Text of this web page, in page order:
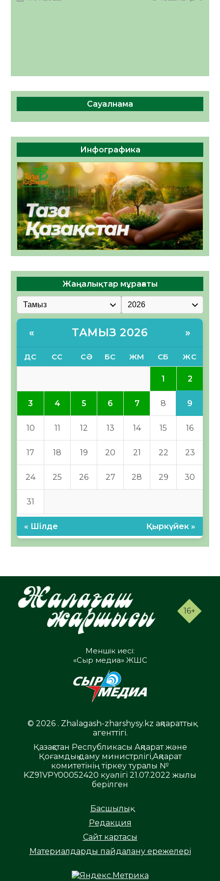
Сауалнама
Инфографика
Жаңалықтар мұрағаты
« ТАМЫЗ 2026 »
ДС СС СӘ БС ЖМ СБ ЖС
1 2
3 4 5 6 7 8 9
10 11 12 13 14 15 16
17 18 19 20 21 22 23
24 25 26 27 28 29 30
31
« Шілде Қыркүйек »
16+
Меншік иесі:
«Сыр медиа» ЖШС
© 2026 . Zhalagash-zharshysy.kz ақпараттық
агенттігі.
Қазақстан Республикасы Ақпарат және
Қоғамдық даму министрлігі,Ақпарат
комитетінің тіркеу туралы №
KZ91VPY00052420 куәлігі 21.07.2022 жылы
берілген
Басшылық
Редакция
Сайт картасы
Материалдарды пайдалану ережелері